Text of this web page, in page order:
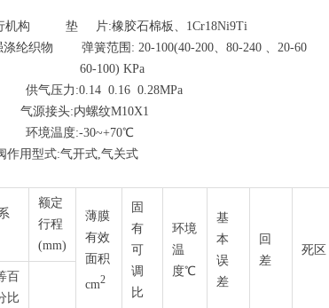
机构 垫 片:橡胶石棉板、1Cr18Ni9Ti
涤纶织物 弹簧范围: 20-100(40-200、80-240 、20-60
60-100) KPa
力:0.14 0.16 0.28MPa
:内螺纹M10X1
温度:-30~+70℃
开式,气关式
额定
行程
(mm)
薄膜
有效
面积
cm2
固
有
可
调
比
环境
温
度℃
基
本
误
差
回
差
死区
百
比